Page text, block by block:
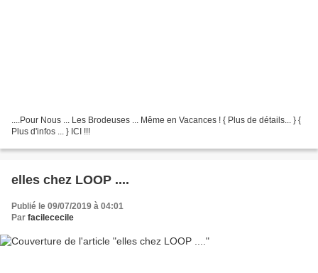
....Pour Nous ... Les Brodeuses ... Même en Vacances ! { Plus de détails... } {
Plus d'infos ... } ICI !!!
elles chez LOOP ....
Publié le 09/07/2019 à 04:01
Par facilececile